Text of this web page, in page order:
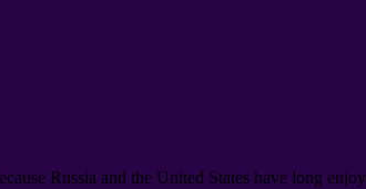
Russia and the United States have long